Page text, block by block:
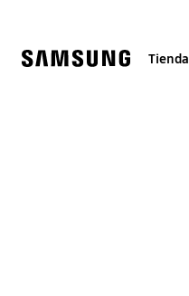
help
Tienda